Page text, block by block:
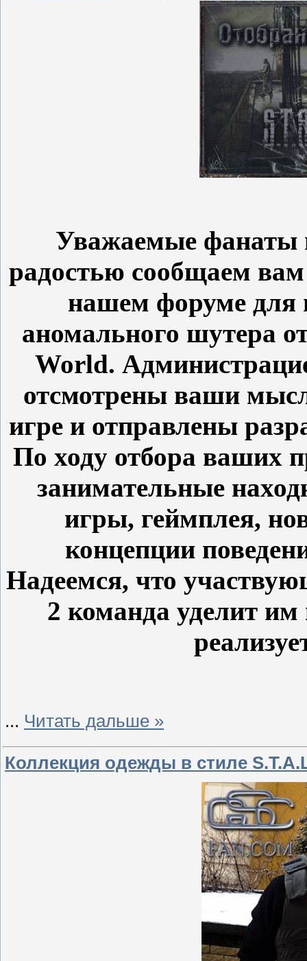
Уважаемые фанаты
радостью сообщаем
нашем форуме для
аномального шутера
World.
отсмотрены ваши
игре и отправлены
По ходу отбора ваших
занимательные
игры, геймплея,
концепции
Надеемся, что
2 команда уделит
... Читать дальше »
Коллекция одежды в стиле